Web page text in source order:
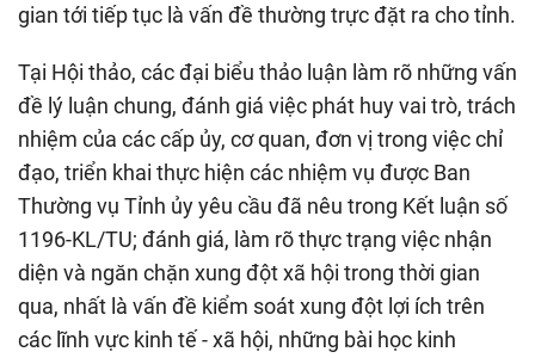
gian tới tiếp tục là vấn đề thường trực đặt ra cho tỉnh.
Tại Hội thảo, các đại biểu thảo luận làm rõ những vấn
đề lý luận chung, đánh giá việc phát huy vai trò, trách
nhiệm của các cấp ủy, cơ quan, đơn vị trong việc chỉ
đạo, triển khai thực hiện các nhiệm vụ được Ban
Thường vụ Tỉnh ủy yêu cầu đã nêu trong Kết luận số
1196-KL/TU; đánh giá, làm rõ thực trạng việc nhận
diện và ngăn chặn xung đột xã hội trong thời gian
qua, nhất là vấn đề kiểm soát xung đột lợi ích trên
các lĩnh vực kinh tế - xã hội, những bài học kinh